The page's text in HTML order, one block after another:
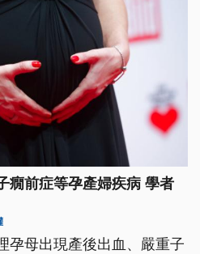
癇前症等孕產婦疾病 學者
孕母出現產後出血、嚴重子